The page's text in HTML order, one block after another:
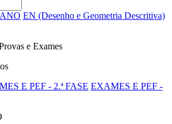
EN (Desenho e Geometria Descritiva)
e Exames
E PEF - 2.ª FASE EXAMES E PEF -